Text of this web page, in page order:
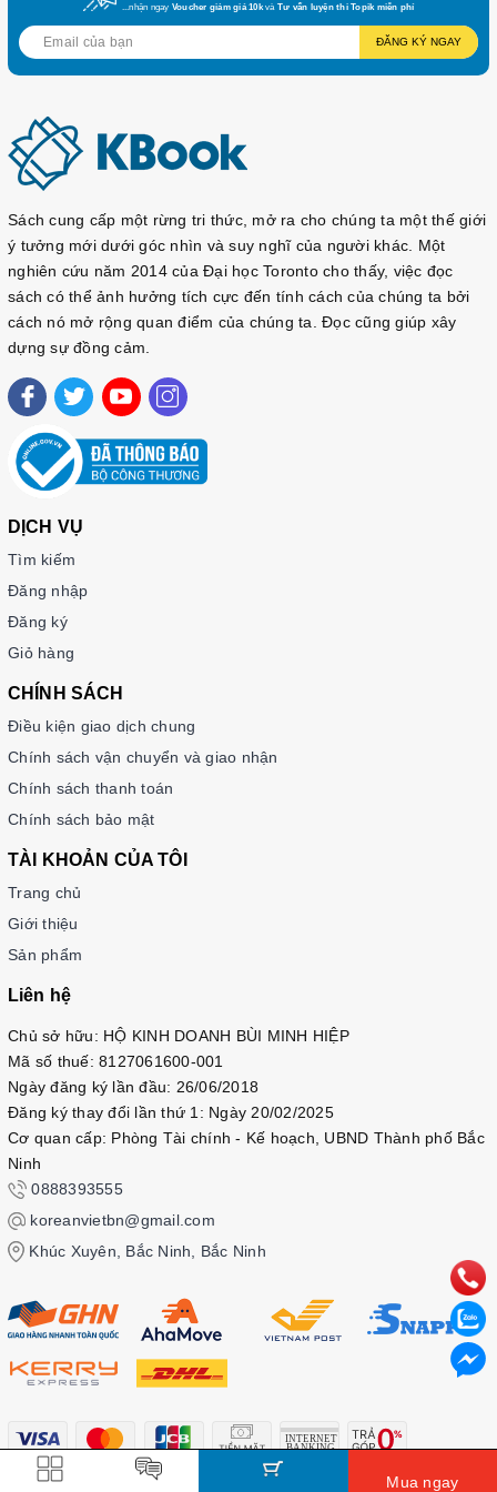
Mua ngay
...nhận ngay Voucher giảm giá 10kvà Tư vấn luyện thi Topik miễn phí
ĐĂNG KÝ NGAY
Sách cung cấp một rừng tri thức, mở ra cho chúng ta một thế giới
ý tưởng mới dưới góc nhìn và suy nghĩ của người khác. Một
nghiên cứu năm 2014 của Đại học Toronto cho thấy, việc đọc
sách có thể ảnh hưởng tích cực đến tính cách của chúng ta bởi
cách nó mở rộng quan điểm của chúng ta. Đọc cũng giúp xây
dựng sự đồng cảm.
DỊCH VỤ
Tìm kiếm
Đăng nhập
Đăng ký
Giỏ hàng
CHÍNH SÁCH
Điều kiện giao dịch chung
Chính sách vận chuyển và giao nhận
Chính sách thanh toán
Chính sách bảo mật
TÀI KHOẢN CỦA TÔI
Trang chủ
Giới thiệu
Sản phẩm
Liên hệ
Chủ sở hữu: HỘ KINH DOANH BÙI MINH HIỆP
Mã số thuế: 8127061600-001
Ngày đăng ký lần đầu: 26/06/2018
Đăng ký thay đổi lần thứ 1: Ngày 20/02/2025
Cơ quan cấp: Phòng Tài chính - Kế hoạch, UBND Thành phố Bắc
Ninh
0888393555
koreanvietbn@gmail.com
Khúc Xuyên, Bắc Ninh, Bắc Ninh